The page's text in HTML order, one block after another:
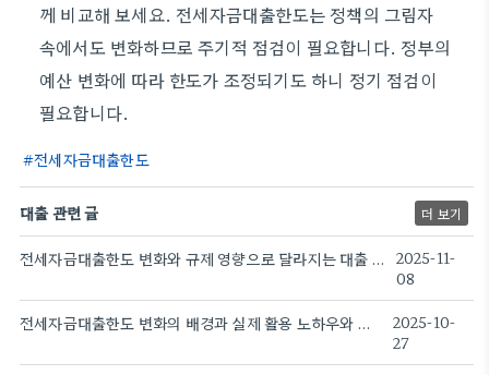
께 비교해 보세요. 전세자금대출한도는 정책의 그림자
속에서도 변화하므로 주기적 점검이 필요합니다. 정부의
예산 변화에 따라 한도가 조정되기도 하니 정기 점검이
필요합니다.
전세자금대출한도
대출 관련 글 더 보기
전세자금대출한도 변화와 규제 영향으로 달라지는 대출 가능성
2025-11-
08
전세자금대출한도 변화의 배경과 실제 활용 노하우와 주의점
2025-10-
27